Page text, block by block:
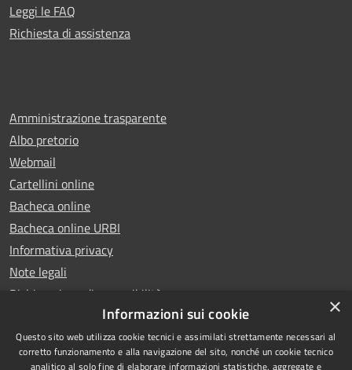
Leggi le FAQ
Richiesta di assistenza
Amministrazione trasparente
Albo pretorio
Webmail
Cartellini online
Bacheca online
Bacheca online URBI
Informativa privacy
Note legali
Dichiarazione di accessibilità
×
Informazioni sui cookie
Questo sito web utilizza cookie tecnici e assimilati strettamente necessari al
corretto funzionamento e alla navigazione del sito, nonché un cookie tecnico
analitico al solo fine di elaborare informazioni statistiche, aggregate e